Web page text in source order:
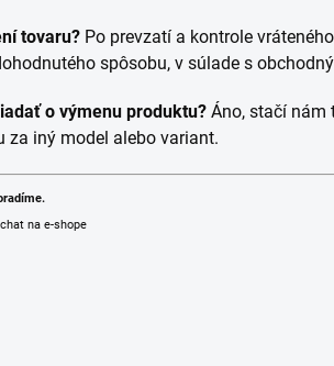
tovaru? Po prevzatí a kontrole
spôsobu, v súlade s
o výmenu produktu? Áno, stačí nám
za iný model alebo variant.
na e-shope